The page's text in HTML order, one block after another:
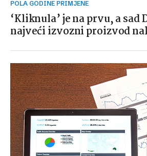
POLA GODINE PRIMJENE
‘Kliknula’ je na prvu, a sad
najveći izvozni proizvod